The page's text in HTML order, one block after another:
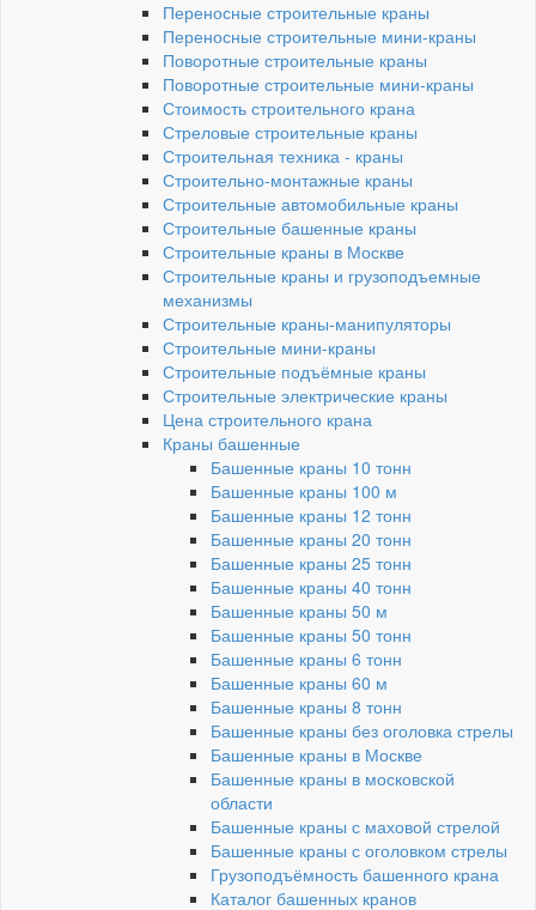
Переносные строительные краны
Переносные строительные мини-краны
Поворотные строительные краны
Поворотные строительные мини-краны
Стоимость строительного крана
Стреловые строительные краны
Строительная техника - краны
Строительно-монтажные краны
Строительные автомобильные краны
Строительные башенные краны
Строительные краны в Москве
Строительные краны и грузоподъемные
механизмы
Строительные краны-манипуляторы
Строительные мини-краны
Строительные подъёмные краны
Строительные электрические краны
Цена строительного крана
Краны башенные
Башенные краны 10 тонн
Башенные краны 100 м
Башенные краны 12 тонн
Башенные краны 20 тонн
Башенные краны 25 тонн
Башенные краны 40 тонн
Башенные краны 50 м
Башенные краны 50 тонн
Башенные краны 6 тонн
Башенные краны 60 м
Башенные краны 8 тонн
Башенные краны без оголовка стрелы
Башенные краны в Москве
Башенные краны в московской
области
Башенные краны с маховой стрелой
Башенные краны с оголовком стрелы
Грузоподъёмность башенного крана
Каталог башенных кранов